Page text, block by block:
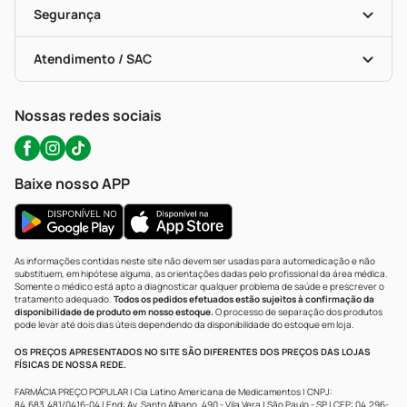
Formas De Pagamento
Troca E Devolução
Bulas De A A Z
Políticas De Marketplace
Serviços Farmacêuticos
Testes Rápidos
Autoteste Covid-19
Segurança
Certificado De Segurança
Portal Da Privacidade
Atendimento / SAC
WhatsApp (47) 9202-1687
Nossas redes sociais
Baixe nosso APP
As informações contidas neste site não devem ser usadas para automedicação e não
substituem, em hipótese alguma, as orientações dadas pelo profissional da área médica.
Somente o médico está apto a diagnosticar qualquer problema de saúde e prescrever o
tratamento adequado. Todos os pedidos efetuados estão sujeitos à confirmação da
disponibilidade de produto em nosso estoque.O processo de separação dos produtos
pode levar até dois dias úteis dependendo da disponibilidade do estoque em loja.
OS PREÇOS APRESENTADOS NO SITE SÃO DIFERENTES DOS PREÇOS DAS LOJAS
FÍSICAS DE NOSSA REDE.
FARMÁCIA PREÇO POPULAR | Cia Latino Americana de Medicamentos | CNPJ:
84.683.481/0416-04 | End: Av. Santo Albano, 490 - Vila Vera | São Paulo - SP | CEP: 04.296-